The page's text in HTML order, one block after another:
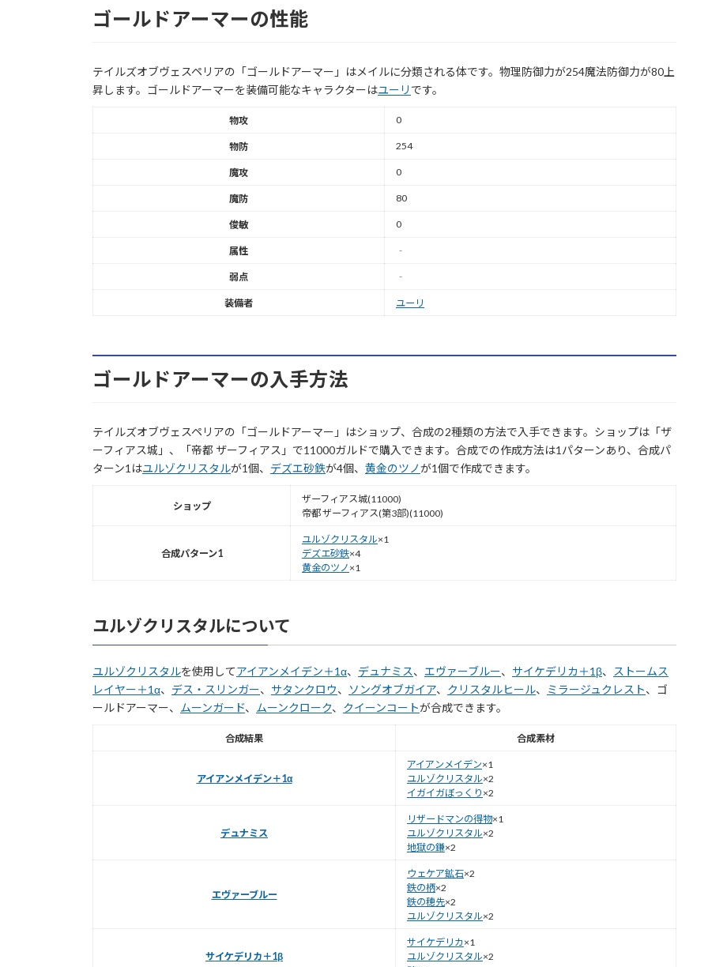
ゴールドアーマーの性能
テイルズオブヴェスペリアの「ゴールドアーマー」はメイルに分類される体です。物理防御力が254魔法防御力が80上
昇します。ゴールドアーマーを装備可能なキャラクターはユーリ です。
物攻 0
物防 254
魔攻 0
魔防 80
俊敏 0
属性 ‐
弱点 ‐
装備者 ユーリ
ゴールドアーマーの入手方法
テイルズオブヴェスペリアの「ゴールドアーマー」はショップ、合成の2種類の方法で入手できます。ショップは「ザ
ーフィアス城」、「帝都 ザーフィアス」で11000ガルドで購入できます。合成での作成方法は1パターンあり、合成パ
ターン1はユルゾクリスタルが1個、 デズエ砂鉄が4個、 黄金のツノが1個で作成できます。
ショップ
ザーフィアス城(11000)
帝都 ザーフィアス(第3部)(11000)
合成パターン1
ユルゾクリスタル×1
デズエ砂鉄×4
黄金のツノ ×1
ユルゾクリスタルについて
ユルゾクリスタルを使用してアイアンメイデン＋1α、 デュナミス、 エヴァーブルー、 サイケデリカ＋1β、
ストームス
レイヤー＋1α、 デス・スリンガー、 サタンクロウ、 ソングオブガイア、 クリスタルヒール、 ミラージュクレスト、ゴ
ールドアーマー、 ムーンガード、 ムーンクローク、 クイーンコートが合成できます。
合成結果 合成素材
アイアンメイデン＋1α
アイアンメイデン×1
ユルゾクリスタル×2
イガイガぼっくり ×2
デュナミス
リザードマンの得物×1
ユルゾクリスタル×2
地獄の鎌×2
エヴァーブルー
ウェケア鉱石×2
鉄の柄×2
鉄の穂先×2
ユルゾクリスタル×2
サイケデリカ＋1β
サイケデリカ ×1
ユルゾクリスタル×2